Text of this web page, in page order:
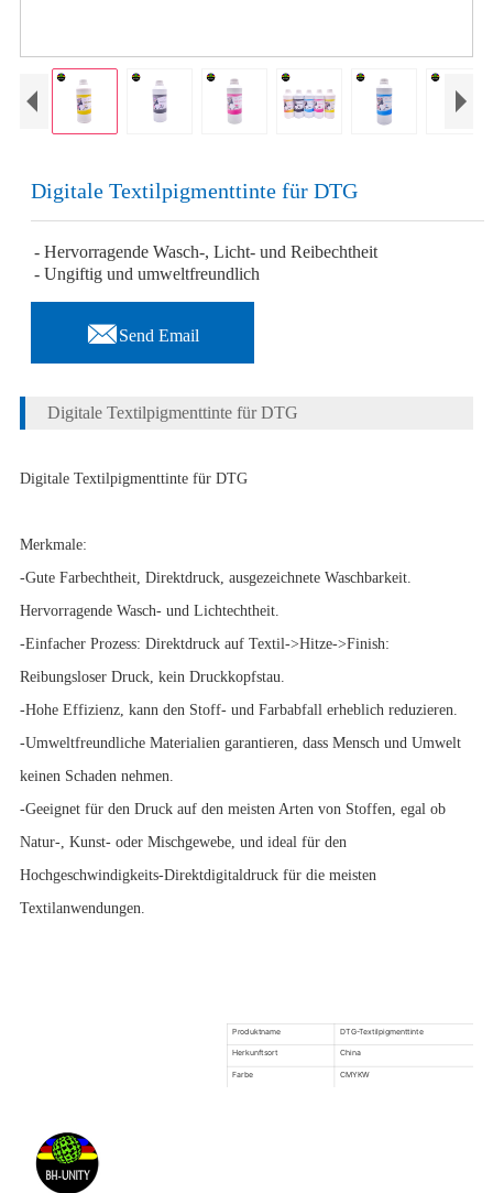
Digitale Textilpigmenttinte für DTG
- Hervorragende Wasch-, Licht- und Reibechtheit
- Ungiftig und umweltfreundlich
Send Email
Digitale Textilpigmenttinte für DTG
Digitale Textilpigmenttinte für DTG
Merkmale:
-Gute Farbechtheit, Direktdruck, ausgezeichnete Waschbarkeit.
Hervorragende Wasch- und Lichtechtheit.
-Einfacher Prozess: Direktdruck auf Textil->Hitze->Finish:
Reibungsloser Druck, kein Druckkopfstau.
-Hohe Effizienz, kann den Stoff- und Farbabfall erheblich reduzieren.
-Umweltfreundliche Materialien garantieren, dass Mensch und Umwelt
keinen Schaden nehmen.
-Geeignet für den Druck auf den meisten Arten von Stoffen, egal ob
Natur-, Kunst- oder Mischgewebe, und ideal für den
Hochgeschwindigkeits-Direktdigitaldruck für die meisten
Textilanwendungen.
Produktname DTG-Textilpigmenttinte
Herkunftsort China
Farbe CMYKW